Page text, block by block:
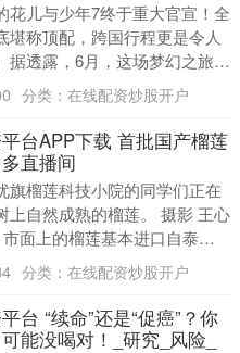
花儿与少年7终于重大官宣！全
堪称顶配，跨国行程更是令人
据透露，6月，这场梦幻之旅将
，一路探寻马达加斯加的原
悠远....
分类： 在线配资炒股开户
台APP下载 首批国产榴莲
直播间
旗榴莲科技小院的同学们正在
上自然成熟的榴莲。 摄影 王心
市面上的榴莲基本进口自泰国
榴莲往往7分熟时便采摘，由于
分类： 在线配资炒股开户
台 “续命”还是“促癌”？你
能没喝对！_研究_风险_